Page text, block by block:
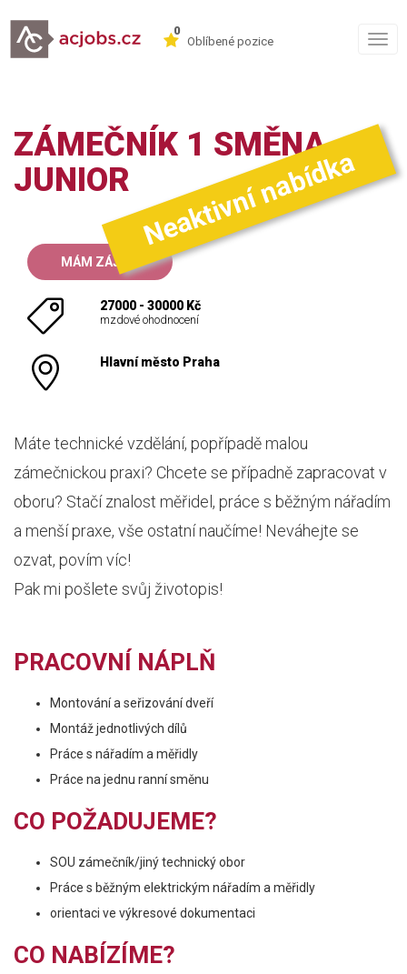
0
Oblíbené pozice
ZÁMEČNÍK 1 SMĚNA
JUNIOR Neaktivní nabídka
MÁM ZÁJEM
27000 - 30000 Kč
mzdové ohodnocení
Hlavní město Praha
Máte technické vzdělání, popřípadě malou
zámečnickou praxi? Chcete se případně zapracovat v
oboru? Stačí znalost měřidel, práce s běžným nářadím
a menší praxe, vše ostatní naučíme! Neváhejte se
ozvat, povím víc!
Pak mi pošlete svůj životopis!
PRACOVNÍ NÁPLŇ
Montování a seřizování dveří
Montáž jednotlivých dílů
Práce s nářadím a měřidly
Práce na jednu ranní směnu
CO POŽADUJEME?
SOU zámečník/jiný technický obor
Práce s běžným elektrickým nářadím a měřidly
orientaci ve výkresové dokumentaci
CO NABÍZÍME?